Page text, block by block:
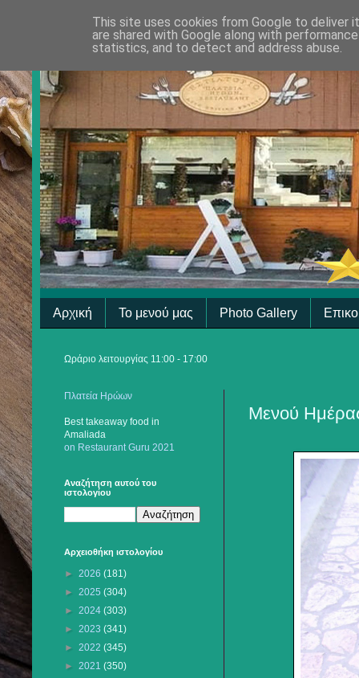
Αρχική Το μενού μας Photo Gallery
Ωράριο λειτουργίας 11:00 - 17:00
Μενού
Πλατεία Ηρώων
Best takeaway food in
Amaliada
on Restaurant Guru 2021
Αναζήτηση αυτού του
ιστολογίου
Αρχειοθήκη ιστολογίου
► 2026 (181)
► 2025 (304)
► 2024 (303)
► 2023 (341)
► 2022 (345)
► 2021 (350)
This site uses cookies from Google to deliver
are shared with Google along with
statistics, and to detect and address abuse.